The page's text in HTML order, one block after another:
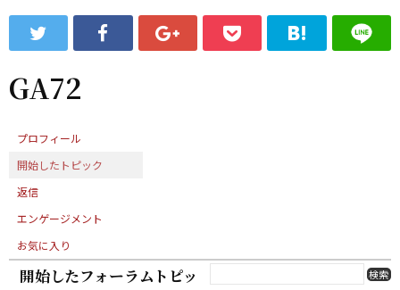
ッ
フ
ォ
ム
GA72
プロフィール
開始したトピック
返信
エンゲージメント
お気に入り
開始したフォーラムトピッ